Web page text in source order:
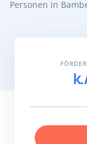
Personen in